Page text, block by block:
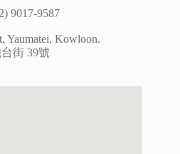
9017-9587
Yaumatei, Kowloon.
街 39號